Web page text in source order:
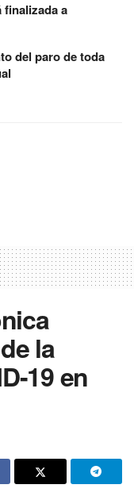
finalizada a
del paro de toda
la
19 en